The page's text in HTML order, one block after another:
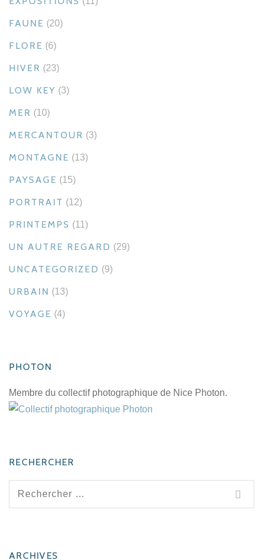
FAUNE (20)
FLORE (6)
HIVER (23)
LOW KEY (3)
MER (10)
MERCANTOUR (3)
MONTAGNE (13)
PAYSAGE (15)
PORTRAIT (12)
PRINTEMPS (11)
UN AUTRE REGARD (29)
UNCATEGORIZED (9)
URBAIN (13)
VOYAGE (4)
PHOTON
Membre du collectif photographique de Nice Photon.
RECHERCHER
ARCHIVES